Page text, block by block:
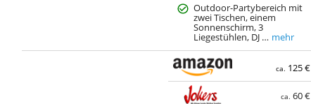
Outdoor-Partybereich mit
zwei Tischen, einem
Sonnenschirm, 3
Liegestühlen, DJ … mehr
ca. 125 €
ca.60 €